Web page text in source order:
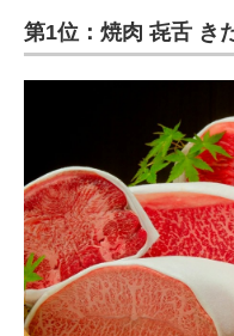
ITの今と未来を見通す
進化するPCとデバイスの
好きが集まる 比べて選
ビジネスと働き方のヒント
AI活用のいまが分かる
第1位：焼肉 㐂舌 き